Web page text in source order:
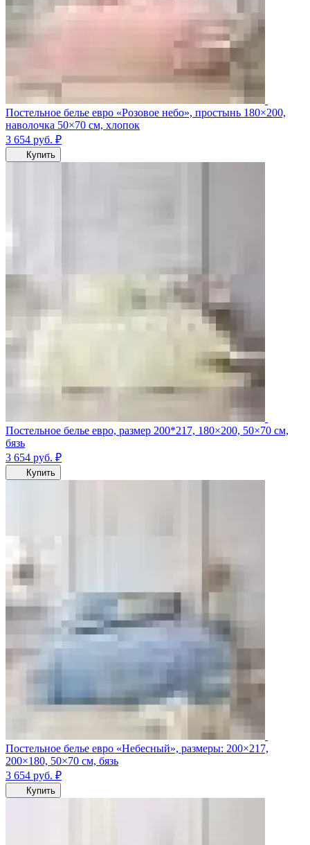
Постельное белье евро «Розовое небо», простынь 180×200,
наволочка 50×70 см, хлопок
3 654 руб. ₽
Купить
Постельное белье евро, размер 200*217, 180×200, 50×70 см,
бязь
3 654 руб. ₽
Купить
Постельное белье евро «Небесный», размеры: 200×217,
200×180, 50×70 см, бязь
3 654 руб. ₽
Купить